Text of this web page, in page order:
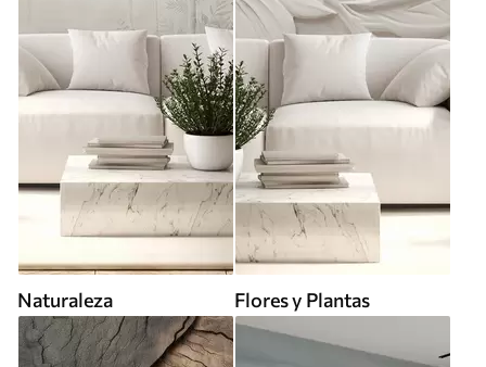
Naturaleza Flores y Plantas